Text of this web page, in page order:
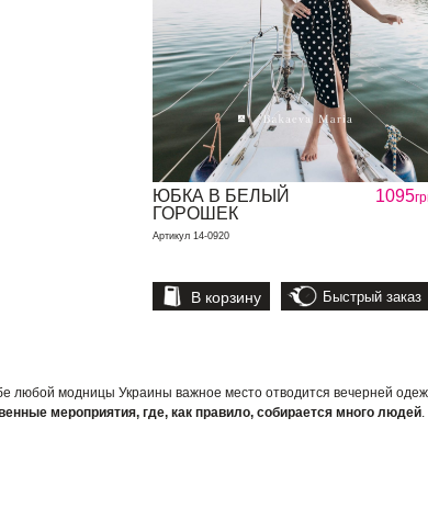
1095
ЮБКА В БЕЛЫЙ
ГОРОШЕК
Артикул 14-0920
В корзину Быстрый заказ
любой модницы Украины важное место отводится вечерней
мероприятия, где, как правило, собирается много людей